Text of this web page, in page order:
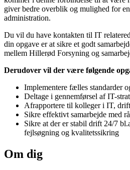
giver bedre overblik og mulighed for
administration.
Du vil du have kontakten til IT
din opgave er at sikre et godt
mellem Hillerød Forsyning og
Derudover vil der være følgende
Implementere fælles standarder
Deltage i gennemførsel af IT-
Afrapportere til kolleger i IT,
Sikre effektivt samarbejde med
Sikre at der er stabil drift 24/7
fejlsøgning og kvalitetssikring
Om dig